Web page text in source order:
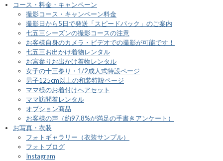
コース・料金・キャンペーン
撮影コース・キャンペーン料金
撮影日から5日で発送「スピードパック」のご案内
七五三シーズンの撮影コースの注意
お客様自身のカメラ・ビデオでの撮影が可能です！
七五三お出かけ着物レンタル
お宮参りお出かけ着物レンタル
女子の十三参り・1/2成人式特設ページ
男子125cm以上の和装特設ページ
ママ様のお着付けヘアセット
ママ訪問着レンタル
オプション商品
お客様の声（約97.8%が満足の手書きアンケート）
お写真・衣装
フォトギャラリー（衣装サンプル）
フォトブログ
Instagram